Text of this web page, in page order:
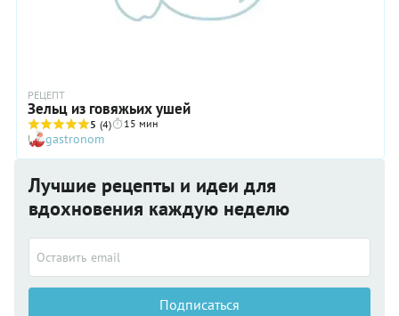
РЕЦЕПТ
Зельц из говяжьих ушей
5 (4) 15 мин
gastronom
Лучшие рецепты и идеи для
вдохновения каждую неделю
Подписаться